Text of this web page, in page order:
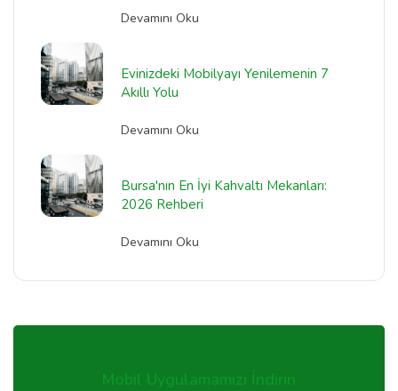
Devamını Oku
Evinizdeki Mobilyayı Yenilemenin 7
Akıllı Yolu
Devamını Oku
Bursa'nın En İyi Kahvaltı Mekanları:
2026 Rehberi
Devamını Oku
Mobil Uygulamamızı İndirin